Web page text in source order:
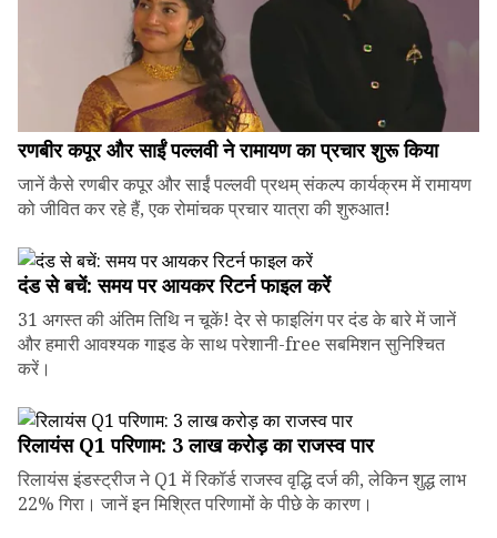
रणबीर कपूर और साईं पल्लवी ने रामायण का प्रचार शुरू किया
जानें कैसे रणबीर कपूर और साईं पल्लवी प्रथम् संकल्प कार्यक्रम में रामायण
को जीवित कर रहे हैं, एक रोमांचक प्रचार यात्रा की शुरुआत!
दंड से बचें: समय पर आयकर रिटर्न फाइल करें
31 अगस्त की अंतिम तिथि न चूकें! देर से फाइलिंग पर दंड के बारे में जानें
और हमारी आवश्यक गाइड के साथ परेशानी-free सबमिशन सुनिश्चित
करें।
रिलायंस Q1 परिणाम: ₹3 लाख करोड़ का राजस्व पार
रिलायंस इंडस्ट्रीज ने Q1 में रिकॉर्ड राजस्व वृद्धि दर्ज की, लेकिन शुद्ध लाभ
22% गिरा। जानें इन मिश्रित परिणामों के पीछे के कारण।